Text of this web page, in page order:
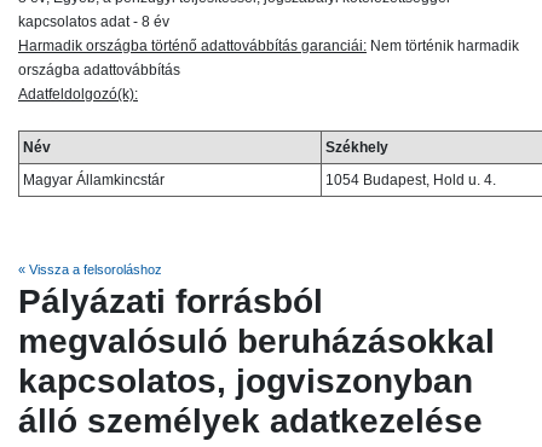
kapcsolatos adat - 8 év
Harmadik országba történő adattovábbítás garanciái: Nem történik harmadik
országba adattovábbítás
Adatfeldolgozó(k):
Név
Székhely
Magyar Államkincstár
1054 Budapest, Hold u. 4.
« Vissza a felsoroláshoz
Pályázati forrásból
megvalósuló beruházásokkal
kapcsolatos, jogviszonyban
álló személyek adatkezelése